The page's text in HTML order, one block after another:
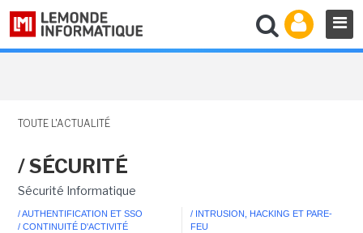
TOUTE L'ACTUALITÉ
/ SÉCURITÉ
Sécurité Informatique
/ AUTHENTIFICATION ET SSO
/ CONTINUITÉ D'ACTIVITÉ
/ INTRUSION, HACKING ET PARE-
FEU